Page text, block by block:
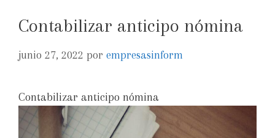
Contabilizar anticipo nómina
junio 27, 2022 por empresasinform
Contabilizar anticipo nómina